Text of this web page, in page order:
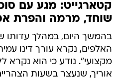
קטארגייט: מגע עם
שוחד, מרמה והפרת
בהמשך היום, במהלך עדותו
האלפים, נקרא עורך דינו
מקצועי". נודע כי הוא נקרא
אוריך, שנעצר בשעות